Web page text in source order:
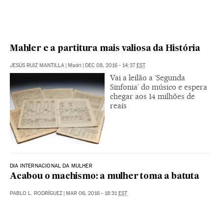
Mahler e a partitura mais valiosa da História
JESÚS RUIZ MANTILLA | Madri | DEC 08, 2016 - 14:37EST
Vai a leilão a ‘Segunda
Sinfonia’ do músico e espera
chegar aos 14 milhões de
reais
DIA INTERNACIONAL DA MULHER
Acabou o machismo: a mulher toma a batuta
PABLO L. RODRÍGUEZ | MAR 06, 2016 - 18:31EST